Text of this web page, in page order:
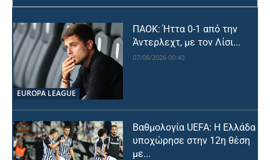
EUROPA LEAGUE
ΠΑΟΚ: Ήττα 0-1 από την
Άντερλεχτ, με τον Λίσι...
07/08/2026 00:40
Βαθμολογία UEFA: Η Ελλάδα
υποχώρησε στην 12η θέση
με...